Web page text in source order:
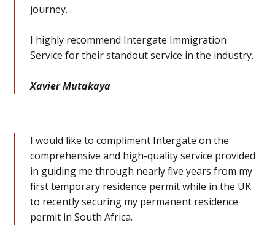
journey.
I highly recommend Intergate Immigration
Service for their standout service in the industry.
Xavier Mutakaya
I would like to compliment Intergate on the
comprehensive and high-quality service provided
in guiding me through nearly five years from my
first temporary residence permit while in the UK
to recently securing my permanent residence
permit in South Africa.